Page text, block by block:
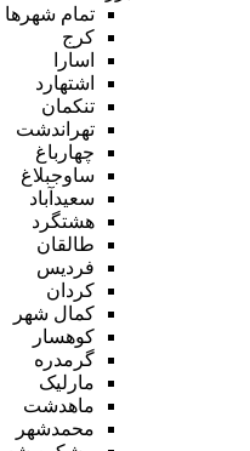
تمام شهر‌ها
کرج
اسارا
اشتهارد
تنکمان
تهراندشت
چهارباغ
ساوجبلاغ
سعیدآباد
هشتگرد
طالقان
فردیس
کردان
کمال شهر
کوهسار
گرمدره
مارلیک
ماهدشت
محمدشهر